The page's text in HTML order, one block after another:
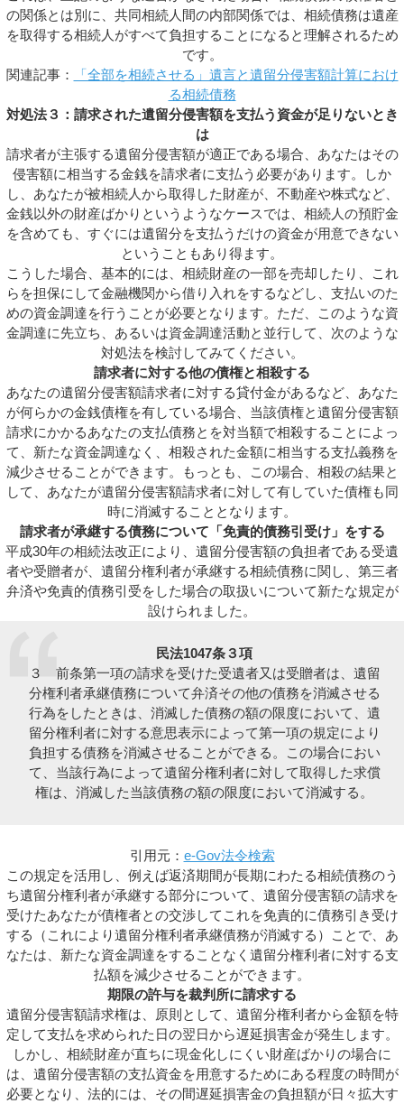
の関係とは別に、共同相続人間の内部関係では、相続債務は遺産
を取得する相続人がすべて負担することになると理解されるため
です。
関連記事：
「全部を相続させる」遺言と遺留分侵害額計算におけ
る相続債務
対処法３：請求された遺留分侵害額を支払う資金が足りないとき
は
請求者が主張する遺留分侵害額が適正である場合、あなたはその
侵害額に相当する金銭を請求者に支払う必要があります。しか
し、あなたが被相続人から取得した財産が、不動産や株式など、
金銭以外の財産ばかりというようなケースでは、相続人の預貯金
を含めても、すぐには遺留分を支払うだけの資金が用意できない
ということもあり得ます。
こうした場合、基本的には、相続財産の一部を売却したり、これ
らを担保にして金融機関から借り入れをするなどし、支払いのた
めの資金調達を行うことが必要となります。ただ、このような資
金調達に先立ち、あるいは資金調達活動と並行して、次のような
対処法を検討してみてください。
請求者に対する他の債権と相殺する
あなたの遺留分侵害額請求者に対する貸付金があるなど、あなた
が何らかの金銭債権を有している場合、当該債権と遺留分侵害額
請求にかかるあなたの支払債務とを対当額で相殺することによっ
て、新たな資金調達なく、相殺された金額に相当する支払義務を
減少させることができます。もっとも、この場合、相殺の結果と
して、あなたが遺留分侵害額請求者に対して有していた債権も同
時に消滅することとなります。
請求者が承継する債務について「免責的債務引受け」をする
平成30年の相続法改正により、遺留分侵害額の負担者である受遺
者や受贈者が、遺留分権利者が承継する相続債務に関し、第三者
弁済や免責的債務引受をした場合の取扱いについて新たな規定が
設けられました。
民法1047条３項
３ 前条第一項の請求を受けた受遺者又は受贈者は、遺留
分権利者承継債務について弁済その他の債務を消滅させる
行為をしたときは、消滅した債務の額の限度において、遺
留分権利者に対する意思表示によって第一項の規定により
負担する債務を消滅させることができる。この場合におい
て、当該行為によって遺留分権利者に対して取得した求償
権は、消滅した当該債務の額の限度において消滅する。
引用元： e-Gov法令検索
この規定を活用し、例えば返済期間が長期にわたる相続債務のう
ち遺留分権利者が承継する部分について、遺留分侵害額の請求を
受けたあなたが債権者との交渉してこれを免責的に債務引き受け
する（これにより遺留分権利者承継債務が消滅する）ことで、あ
なたは、新たな資金調達をすることなく遺留分権利者に対する支
払額を減少させることができます。
期限の許与を裁判所に請求する
遺留分侵害額請求権は、原則として、遺留分権利者から金額を特
定して支払を求められた日の翌日から遅延損害金が発生します。
しかし、相続財産が直ちに現金化しにくい財産ばかりの場合に
は、遺留分侵害額の支払資金を用意するためにある程度の時間が
必要となり、法的には、その間遅延損害金の負担額が日々拡大す